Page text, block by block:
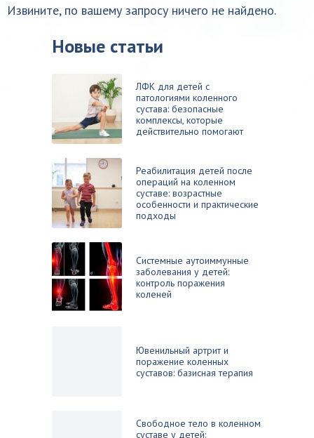
Извините, по вашему запросу ничего не найдено.
Новые статьи
ЛФК для детей с
патологиями коленного
сустава: безопасные
комплексы, которые
действительно помогают
Реабилитация детей после
операций на коленном
суставе: возрастные
особенности и практические
подходы
Системные аутоиммунные
заболевания у детей:
контроль поражения
коленей
Ювенильный артрит и
поражение коленных
суставов: базисная терапия
Свободное тело в коленном
суставе у детей: